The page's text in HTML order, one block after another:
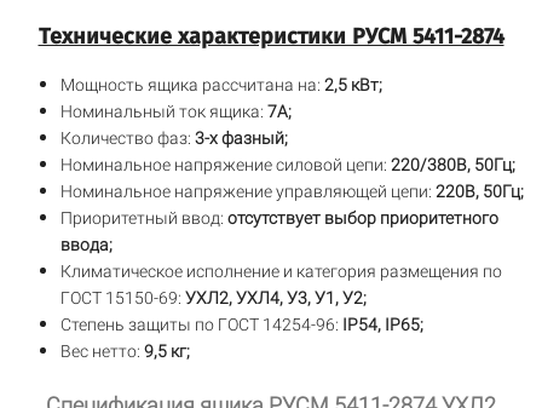
Технические характеристики РУСМ 5411-2874
Мощность ящика рассчитана на: 2,5 кВт;
Номинальный ток ящика: 7А;
Количество фаз: 3-х фазный;
Номинальное напряжение силовой цепи: 220/380В, 50Гц;
Номинальное напряжение управляющей цепи: 220В, 50Гц;
Приоритетный ввод: отсутствует выбор приоритетного
ввода;
Климатическое исполнение и категория размещения по
ГОСТ 15150-69: УХЛ2, УХЛ4, У3, У1, У2;
Степень защиты по ГОСТ 14254-96: IP54, IP65;
Вес нетто: 9,5 кг;